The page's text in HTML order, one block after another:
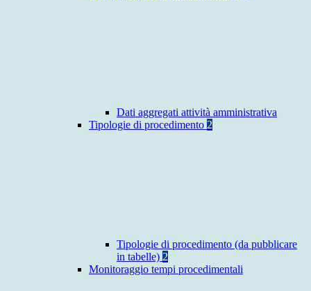
Dati aggregati attività amministrativa
Tipologie di procedimento 2
Tipologie di procedimento (da pubblicare
in tabelle) 2
Monitoraggio tempi procedimentali